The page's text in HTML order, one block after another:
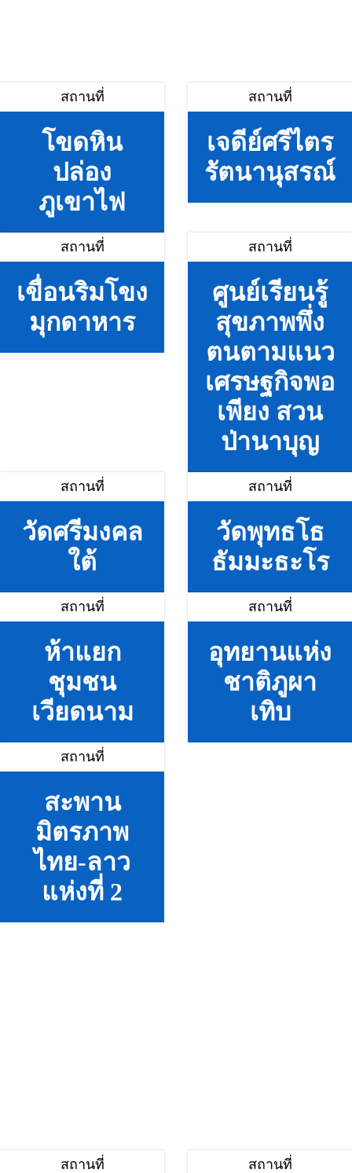
สถานที่
โขดหิน
ปล่อง
ภูเขาไฟ
สถานที่
เจดีย์ศรีไตร
รัตนานุสรณ์
สถานที่
เขื่อนริมโขง
มุกดาหาร
สถานที่
ศูนย์เรียนรู้
สุขภาพพึ่ง
ตนตามแนว
เศรษฐกิจพอ
เพียง สวน
ป่านาบุญ
สถานที่
วัดศรีมงคล
ใต้
สถานที่
วัดพุทธโธ
ธัมมะธะโร
สถานที่
ห้าแยก
ชุมชน
เวียดนาม
สถานที่
อุทยานแห่ง
ชาติภูผา
เทิบ
สถานที่
สะพาน
มิตรภาพ
ไทย-ลาว
แห่งที่ 2
สถานที่ สถานที่